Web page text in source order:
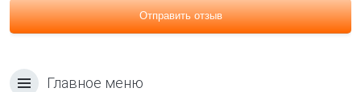
Отправить отзыв
Главное меню